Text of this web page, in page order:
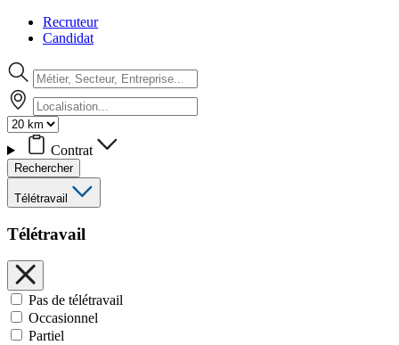
Recruteur
Candidat
Contrat
Rechercher
Télétravail
Télétravail
Pas de télétravail
Occasionnel
Partiel